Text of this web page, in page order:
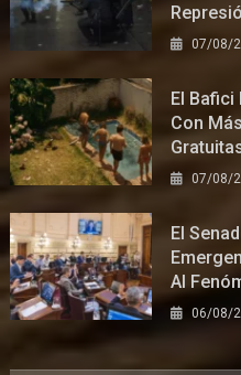
07/08/
El Bafici
Con
07/08/
El
Al
06/08/